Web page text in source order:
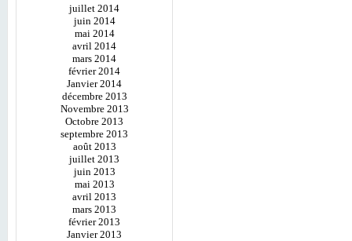
juillet 2014
juin 2014
mai 2014
avril 2014
mars 2014
février 2014
Janvier 2014
décembre 2013
Novembre 2013
Octobre 2013
septembre 2013
août 2013
juillet 2013
juin 2013
mai 2013
avril 2013
mars 2013
février 2013
Janvier 2013